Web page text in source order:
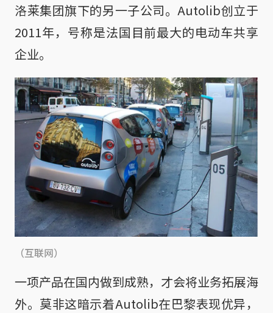
洛莱集团旗下的另一子公司。Autolib创立于
2011年，号称是法国目前最大的电动车共享
企业。
（互联网）
一项产品在国内做到成熟，才会将业务拓展海
外。莫非这暗示着Autolib在巴黎表现优异，